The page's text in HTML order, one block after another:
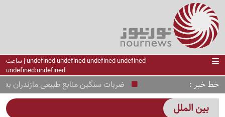
undefined undefined undefined undefined | ساعت
undefined:undefined
خط خبر ضربات سنگین منابع طبیعی مازندران به
بین الملل